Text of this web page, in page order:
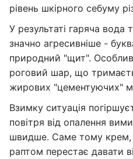
рівень шкірного себуму
У результаті гаряча вода
значно агресивніше -
природний "щит".
роговий шар, що
жирових "цементуючих"
Взимку ситуація
повітря від опалення
швидше. Саме тому
раптом перестає давати